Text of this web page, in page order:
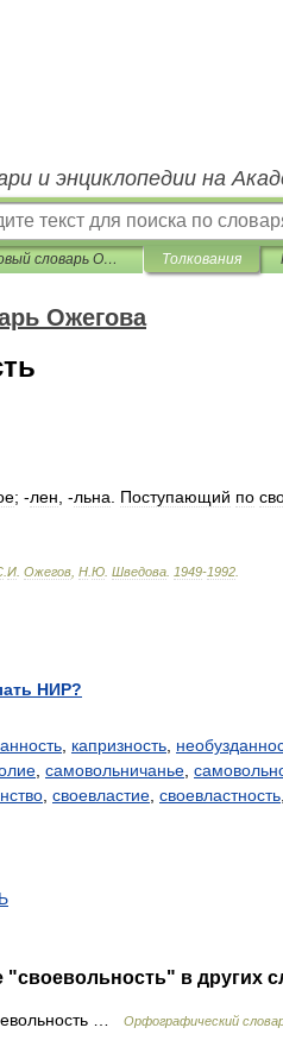
и энциклопедии на
Толковый словарь Ожегова Толкования
Ожегова
; -лен , -льна Поступающий по
И Ожегов Н Ю Шведова 1949-1992
НИР?
капризность
самовольничанье
своевластие своевластность
"своевольность" в других
… Орфографический